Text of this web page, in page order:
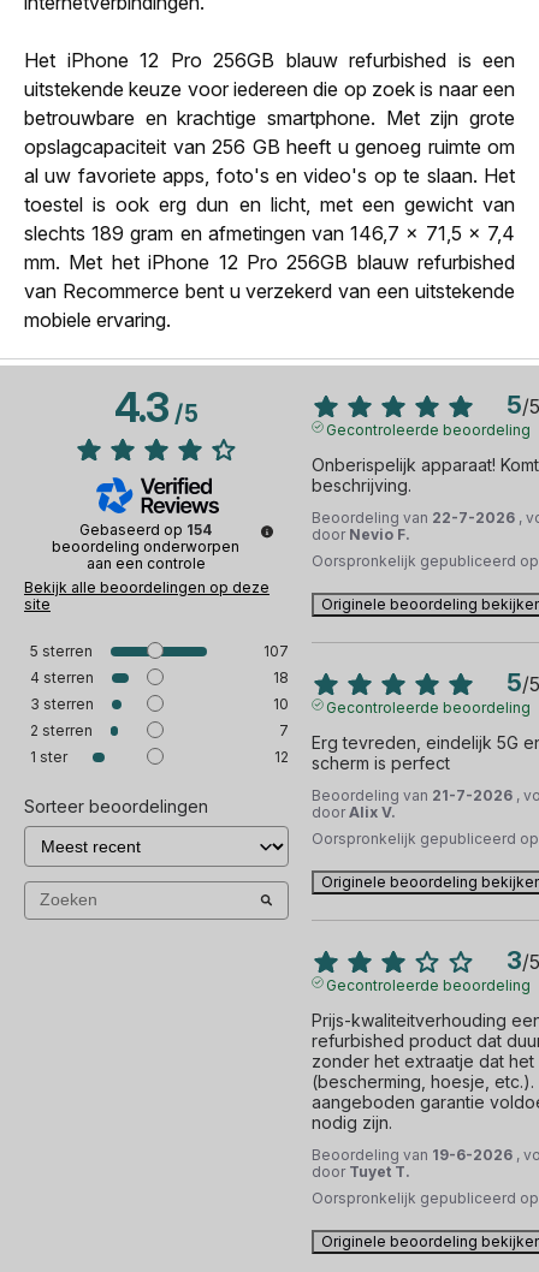
Het iPhone 12 Pro 256GB blauw refurbished is een
uitstekende keuze voor iedereen die op zoek is naar een
betrouwbare en krachtige smartphone. Met zijn grote
opslagcapaciteit van 256 GB heeft u genoeg ruimte om
al uw favoriete apps, foto's en video's op te slaan. Het
toestel is ook erg dun en licht, met een gewicht van
slechts 189 gram en afmetingen van 146,7 x 71,5 x 7,4
mm. Met het iPhone 12 Pro 256GB blauw refurbished
van Recommerce bent u verzekerd van een uitstekende
mobiele ervaring.
4.3/5
Gebaseerd op 154
beoordeling onderworpen
aan een controle
Bekijk alle beoordelingen op deze
site
5 sterren
107
4 sterren
18
3 sterren
10
2 sterren
7
1 ster 12
Sorteer beoordelingen
5/5
Gecontroleerde beoordeling
Onberispelijk apparaat!
beschrijving.
Beoordeling van 22-7-2026 ,
door Nevio F.
Oorspronkelijk gepubliceerd
Originele beoordeling
5/5
Gecontroleerde beoordeling
Erg tevreden, eindelijk 5G
scherm is perfect
Beoordeling van 21-7-2026 ,
door Alix V.
Oorspronkelijk gepubliceerd
Originele beoordeling
3/5
Gecontroleerde beoordeling
Prijs-kwaliteitverhouding
refurbished product dat
zonder het extraatje dat
(bescherming, hoesje,
aangeboden garantie
nodig zijn.
Beoordeling van 19-6-2026 ,
door Tuyet T.
Oorspronkelijk gepubliceerd
Originele beoordeling